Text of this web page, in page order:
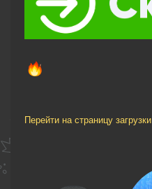
Перейти на страницу загрузки